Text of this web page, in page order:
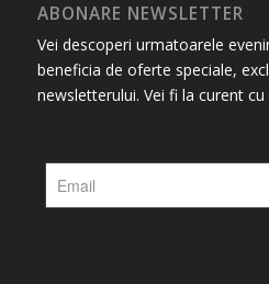
ABONARE NEWSLETTER
Vei descoperi urmatoarele
beneficia de oferte speciale,
newsletterului. Vei fi la curent